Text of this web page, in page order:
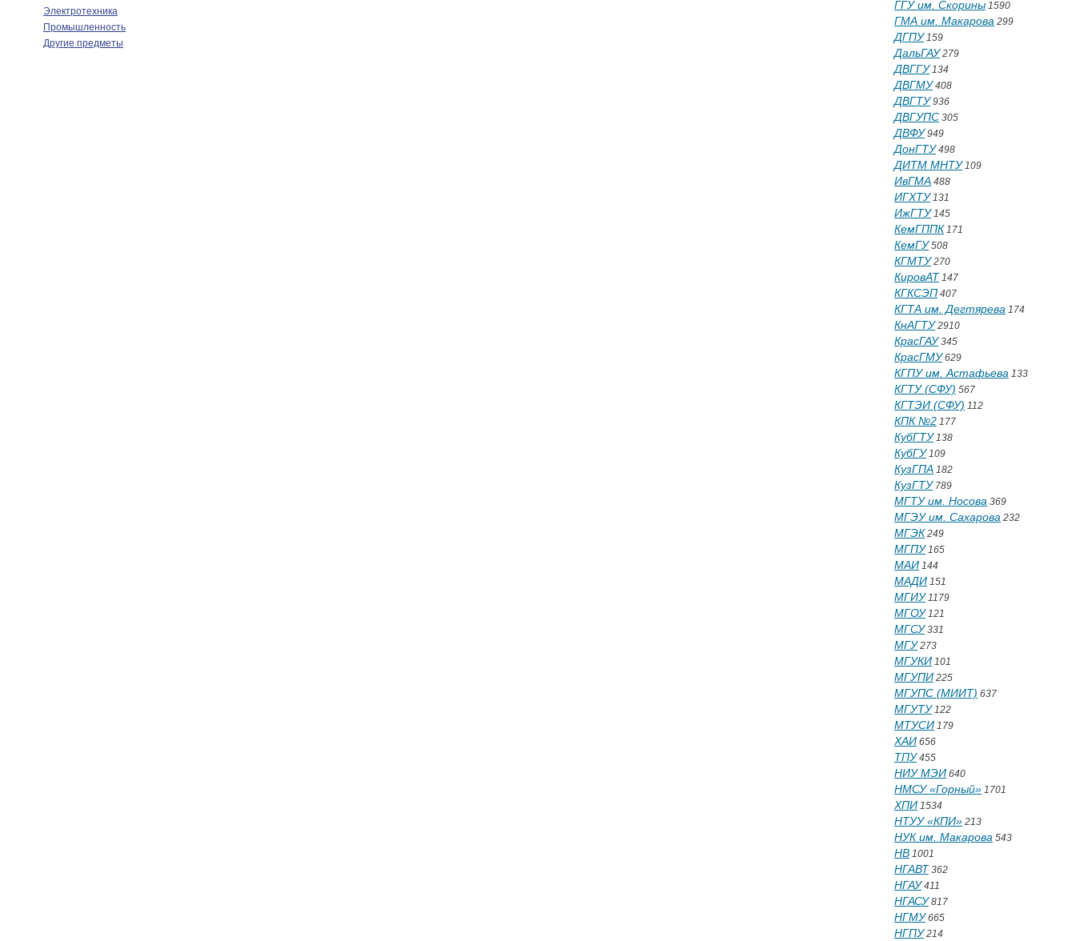
Электротехника
Промышленность
Другие предметы
ГГУ им. Скорины 1590
ГМА им. Макарова 299
ДГПУ159
ДальГАУ279
ДВГГУ134
ДВГМУ408
ДВГТУ936
ДВГУПС 305
ДВФУ949
ДонГТУ498
ДИТМ МНТУ109
ИвГМА 488
ИГХТУ131
ИжГТУ145
КемГППК 171
КемГУ508
КГМТУ270
КировАТ 147
КГКСЭП 407
КГТА им. Дегтярева 174
КнАГТУ2910
КрасГАУ345
КрасГМУ629
КГПУ им. Астафьева 133
КГТУ (СФУ) 567
КГТЭИ (СФУ) 112
КПК №2 177
КубГТУ138
КубГУ109
КузГПА 182
КузГТУ789
МГТУ им. Носова 369
МГЭУ им. Сахарова 232
МГЭК 249
МГПУ165
МАИ 144
МАДИ 151
МГИУ1179
МГОУ121
МГСУ331
МГУ273
МГУКИ 101
МГУПИ 225
МГУПС (МИИТ) 637
МГУТУ122
МТУСИ 179
ХАИ 656
ТПУ455
НИУ МЭИ 640
НМСУ «Горный» 1701
ХПИ 1534
НТУУ «КПИ» 213
НУК им. Макарова 543
НВ 1001
НГАВТ 362
НГАУ411
НГАСУ817
НГМУ665
НГПУ214